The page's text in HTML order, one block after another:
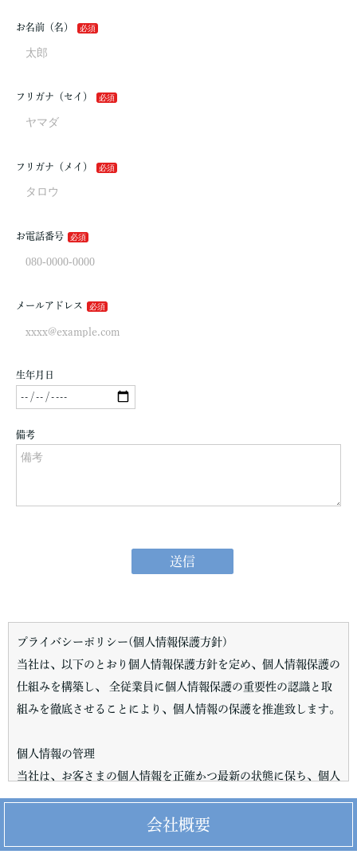
プライバシーポリシー(個人情報保護方針)
当社は、以下のとおり個人情報保護方針を定め、個人情報保護の
仕組みを構築し、 全従業員に個人情報保護の重要性の認識と取
組みを徹底させることにより、個人情報の保護を推進致します。
個人情報の管理
当社は、お客さまの個人情報を正確かつ最新の状態に保ち、個人
情報への不正アクセス・紛失・破損・改ざん・漏洩などを防止す
るため、 セキュリティシステムの維持・管理体制の整備・社員
会社概要